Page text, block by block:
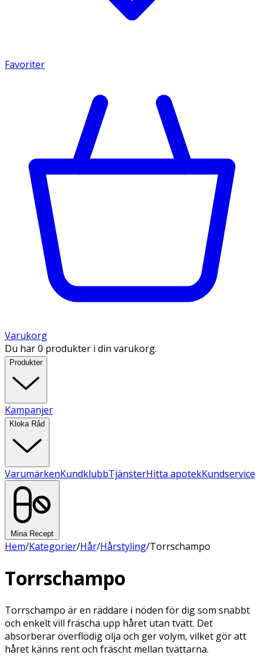
Favoriter
Varukorg
Du har 0 produkter i din varukorg.
Produkter
Kampanjer
Kloka Råd
VarumärkenKundklubbTjänsterHitta apotekKundservice
Mina Recept
Hem/Kategorier/Hår/Hårstyling/Torrschampo
Torrschampo
Torrschampo är en räddare i nöden för dig som snabbt
och enkelt vill fräscha upp håret utan tvätt. Det
absorberar överflödig olja och ger volym, vilket gör att
håret känns rent och fräscht mellan tvättarna.